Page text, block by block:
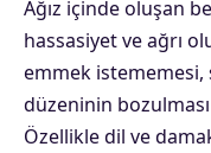
Ağız içinde oluşan
hassasiyet ve ağrı
emmek istememesi,
düzeninin
Özellikle dil ve